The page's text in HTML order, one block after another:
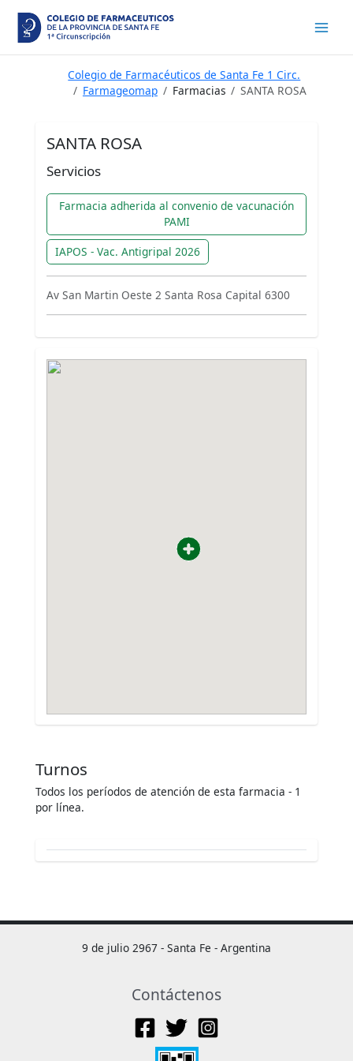
contenido
Colegio de Farmacéuticos de Santa Fe 1 Circ.
Farmageomap
Farmacias SANTA ROSA
SANTA ROSA
Servicios
Farmacia adherida al convenio de vacunación
PAMI
IAPOS - Vac. Antigripal 2026
Av San Martin Oeste 2 Santa Rosa Capital 6300
Turnos
Todos los períodos de atención de esta farmacia - 1
por línea.
9 de julio 2967 - Santa Fe - Argentina
Contáctenos